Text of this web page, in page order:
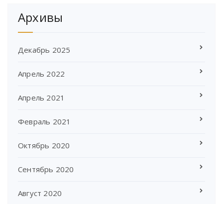
Архивы
Декабрь 2025
Апрель 2022
Апрель 2021
Февраль 2021
Октябрь 2020
Сентябрь 2020
Август 2020